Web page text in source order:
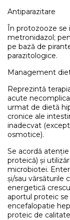
Antiparazitare
În protozooze se
metronidazol;
pe bază de
parazitologice.
Management
Reprezintă
acute
urmat de dietă
cronice ale
inadecvat
osmotice).
Se acordă
proteică) și
microbiotei.
și/sau vărsăturile
energetică
aportul proteic
encefalopatie
proteic de